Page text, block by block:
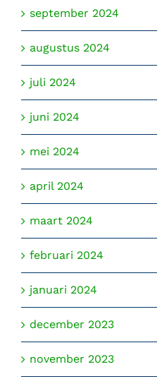
september 2024
augustus 2024
juli 2024
juni 2024
mei 2024
april 2024
maart 2024
februari 2024
januari 2024
december 2023
november 2023